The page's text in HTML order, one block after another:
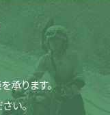
承ります。
い。